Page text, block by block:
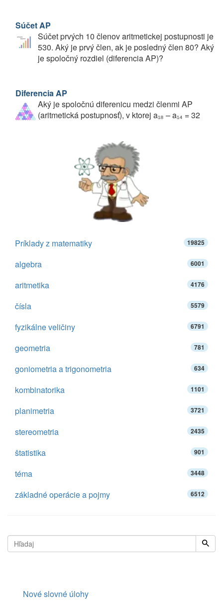
Súčet AP
Súčet prvých 10 členov aritmetickej postupnosti je
530. Aký je prvý člen, ak je posledný člen 80? Aký
je spoločný rozdiel (diferencia AP)?
Diferencia AP
Aký je spoločnú diferenicu medzi členmi AP
(aritmetická postupnosť), v ktorej a₁₈ – a₁₄ = 32
Príklady z matematiky 19825
algebra 6001
aritmetika 4176
čísla 5579
fyzikálne veličiny 6791
geometria 781
goniometria a trigonometria 634
kombinatorika 1101
planimetria 3721
stereometria 2435
štatistika 901
téma 3448
základné operácie a pojmy 6512
Nové slovné úlohy